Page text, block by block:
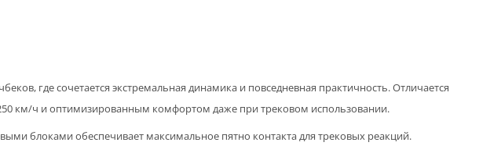
где сочетается экстремальная динамика и повседневная практичность. Отличается
км/ч и оптимизированным комфортом даже при трековом использовании.
блоками обеспечивает максимальное пятно контакта для трековых реакций.